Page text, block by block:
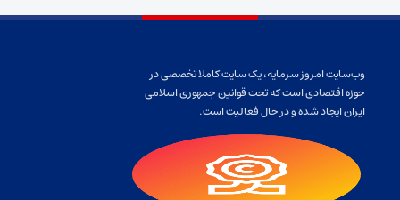
وب‌سایت امروز سرمایه، یک سایت کاملا تخصصی در
حوزه اقتصادی است که تحت قوانین جمهوری اسلامی
ایران ایجاد شده و در حال فعالیت است.